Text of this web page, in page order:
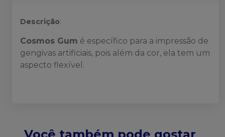
Descrição:
Cosmos Gum é específico para a impressão de
gengivas artificiais, pois além da cor, ela tem um
aspecto flexível.